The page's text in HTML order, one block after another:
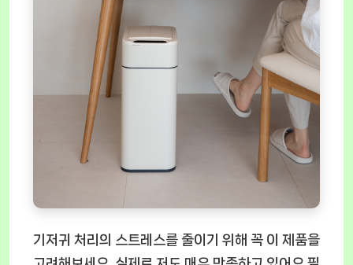
기저귀 처리의 스트레스를 줄이기 위해 꼭 이 제품을